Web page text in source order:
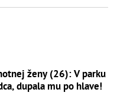
ženy (26): V parku
dupala mu po hlave!